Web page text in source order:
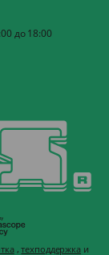
до 18:00
,техподдержка и